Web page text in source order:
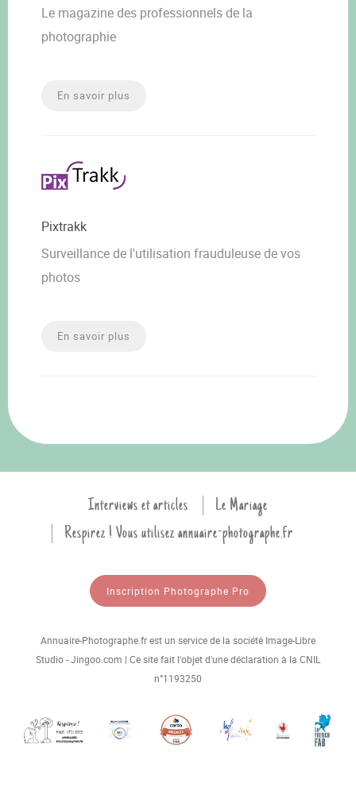
Le magazine des professionnels de la
photographie
En savoir plus
Pixtrakk
Surveillance de l'utilisation frauduleuse de vos
photos
En savoir plus
Interviews et articles
Le Mariage
Respirez ! Vous utilisez annuaire-photographe.fr
Inscription Photographe Pro
Annuaire-Photographe.fr est un service de la société Image-Libre
Studio - Jingoo.com | Ce site fait l'objet d'une déclaration à la CNIL
n°1193250